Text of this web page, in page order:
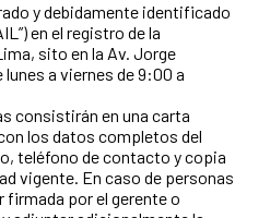
y debidamente identificado
en el registro de la
sito en la Av. Jorge
lunes a viernes de 9:00 a
consistirán en una carta
los datos completos del
teléfono de contacto y copia
vigente. En caso de personas
firmada por el gerente o